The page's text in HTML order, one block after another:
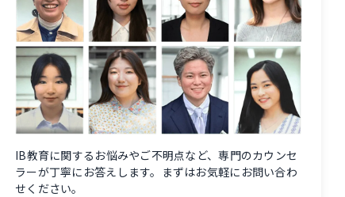
IB教育に関するお悩みやご不明点など、専門のカウンセ
ラーが丁寧にお答えします。まずはお気軽にお問い合わ
せください。